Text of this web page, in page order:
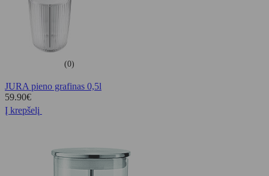
(0)
JURA pieno grafinas 0,5l
59.90€
Į krepšelį